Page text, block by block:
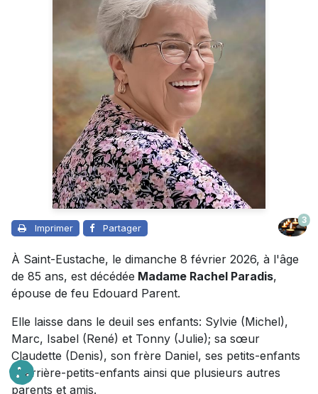
Imprimer Partager
3
À Saint-Eustache, le dimanche 8 février 2026, à l'âge
de 85 ans, est décédée Madame Rachel Paradis,
épouse de feu Edouard Parent.
Elle laisse dans le deuil ses enfants: Sylvie (Michel),
Marc, Isabel (René) et Tonny (Julie); sa sœur
Claudette (Denis), son frère Daniel, ses petits-enfants
et arrière-petits-enfants ainsi que plusieurs autres
parents et amis.